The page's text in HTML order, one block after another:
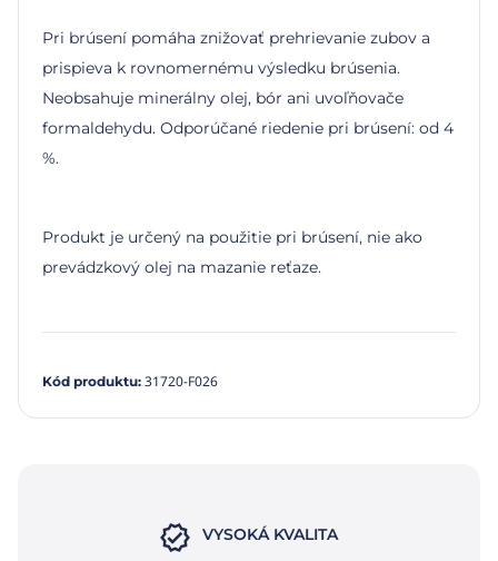
Pri brúsení pomáha znižovať prehrievanie zubov a
prispieva k rovnomernému výsledku brúsenia.
Neobsahuje minerálny olej, bór ani uvoľňovače
formaldehydu. Odporúčané riedenie pri brúsení: od 4
%.
Produkt je určený na použitie pri brúsení, nie ako
prevádzkový olej na mazanie reťaze.
Kód produktu: 31720-F026
VYSOKÁ KVALITA